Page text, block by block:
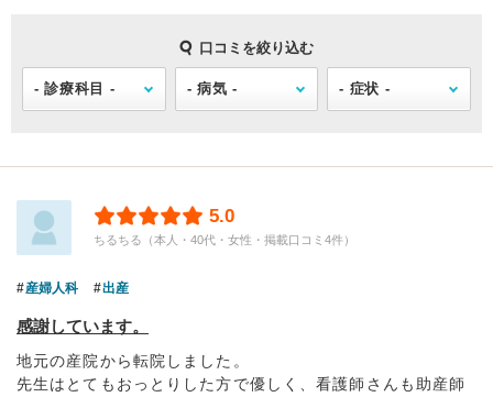
口コミを絞り込む
5.0
ちるちる（本人・40代・女性・掲載口コミ4件）
産婦人科 出産
感謝しています。
地元の産院から転院しました。
先生はとてもおっとりした方で優しく、看護師さんも助産師